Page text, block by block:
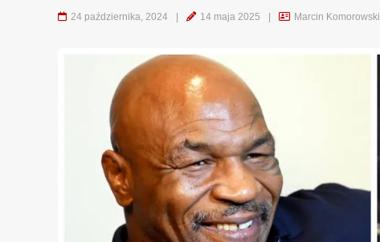
24 października, 2024 | 14 maja 2025 | Marcin Komorowski